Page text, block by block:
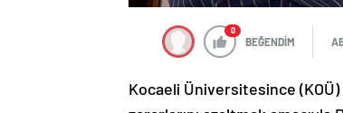
0
BEĞENDİM
Kocaeli Üniversitesince